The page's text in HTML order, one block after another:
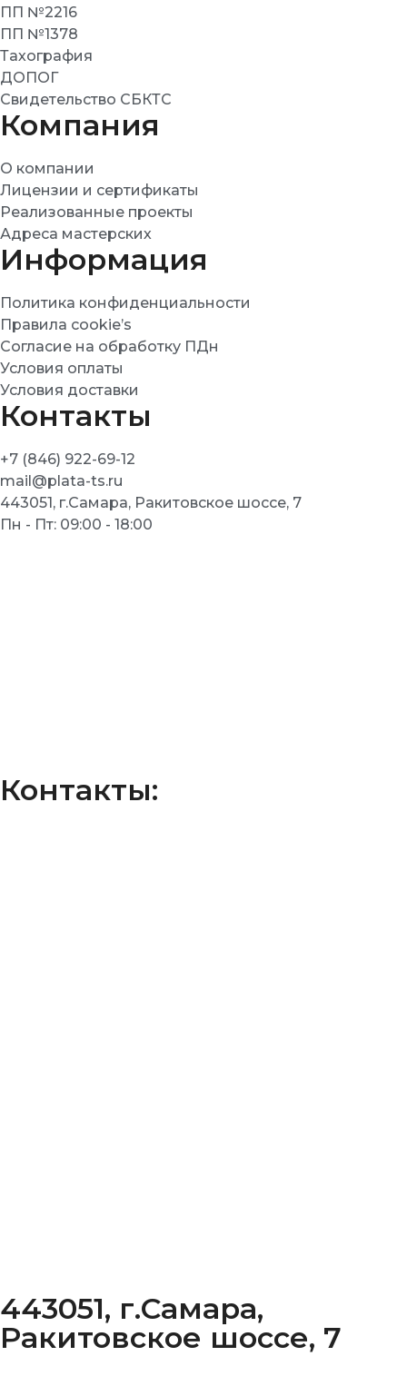
ПП №2216
ПП №1378
Тахография
ДОПОГ
Свидетельство СБКТС
Компания
О компании
Лицензии и сертификаты
Реализованные проекты
Адреса мастерских
Информация
Политика конфиденциальности
Правила cookie’s
Согласие на обработку ПДн
Условия оплаты
Условия доставки
Контакты
+7 (846) 922-69-12
mail@plata-ts.ru
443051, г.Самара, Ракитовское шоссе, 7
Пн - Пт: 09:00 - 18:00
Контакты:
443051, г.Самара,
Ракитовское шоссе, 7